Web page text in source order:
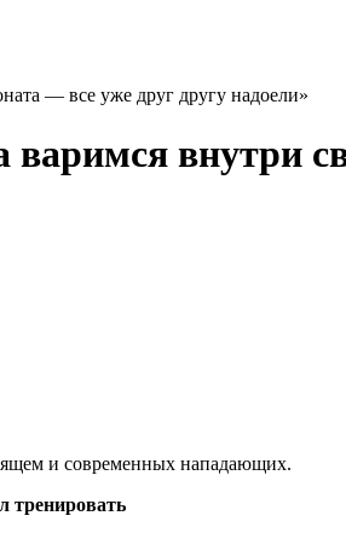
— все уже друг другу надоели»
внутри
и современных нападающих.
тренировать